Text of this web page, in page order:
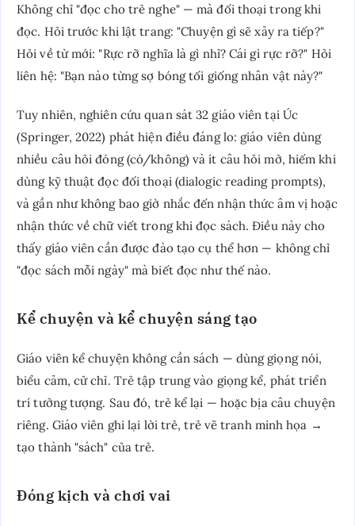
Không chỉ "đọc cho trẻ nghe" — mà đối thoại trong khi
đọc. Hỏi trước khi lật trang: "Chuyện gì sẽ xảy ra tiếp?"
Hỏi về từ mới: "Rực rỡ nghĩa là gì nhỉ? Cái gì rực rỡ?" Hỏi
liên hệ: "Bạn nào từng sợ bóng tối giống nhân vật này?"
Tuy nhiên, nghiên cứu quan sát 32 giáo viên tại Úc
(Springer, 2022) phát hiện điều đáng lo: giáo viên dùng
nhiều câu hỏi đóng (có/không) và ít câu hỏi mở, hiếm khi
dùng kỹ thuật đọc đối thoại (dialogic reading prompts),
và gần như không bao giờ nhắc đến nhận thức âm vị hoặc
nhận thức về chữ viết trong khi đọc sách. Điều này cho
thấy giáo viên cần được đào tạo cụ thể hơn — không chỉ
"đọc sách mỗi ngày" mà biết đọc như thế nào.
Kể chuyện và kể chuyện sáng tạo
Giáo viên kể chuyện không cần sách — dùng giọng nói,
biểu cảm, cử chỉ. Trẻ tập trung vào giọng kể, phát triển
trí tưởng tượng. Sau đó, trẻ kể lại — hoặc bịa câu chuyện
riêng. Giáo viên ghi lại lời trẻ, trẻ vẽ tranh minh họa →
tạo thành "sách" của trẻ.
Đóng kịch và chơi vai